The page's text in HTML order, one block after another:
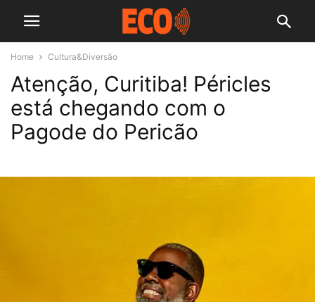
Home Cultura&Diversão
Atenção, Curitiba! Péricles
está chegando com o
Pagode do Pericão